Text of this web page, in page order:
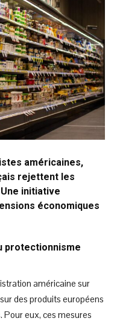
américaines,
rejettent les
initiative
économiques
protectionnisme
américaine sur
des produits européens
Pour eux, ces mesures